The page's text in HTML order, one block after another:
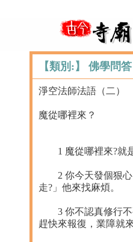
【類別:】 佛學問答
淨空法師法語（二）
魔從哪裡來？
1 魔從哪裡來?就是
2 你今天發個狠心
走?」他來找麻煩。
3 你不認真修行不
趕快來報復，業障就來